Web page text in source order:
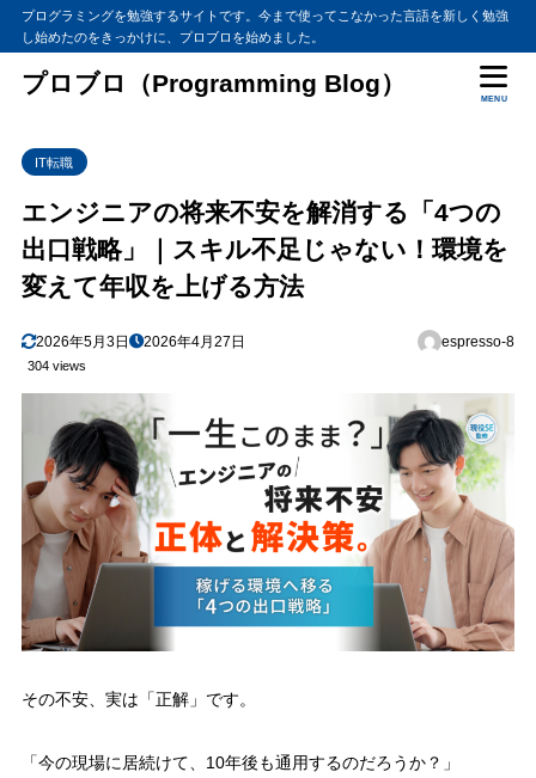
プログラミングを勉強するサイトです。今まで使ってこなかった言語を新しく勉強
し始めたのをきっかけに、プロブロを始めました。
プロブロ（Programming Blog）
MENU
IT転職
エンジニアの将来不安を解消する「4つの
出口戦略」｜スキル不足じゃない！環境を
変えて年収を上げる方法
2026年5月3日 2026年4月27日 espresso-8
304 views
その不安、実は「正解」です。
「今の現場に居続けて、10年後も通用するのだろうか？」
目次
1.1
1.2 【リアルな声】現役SEが感じる「3つの不安の壁」
1.3 不安を感じているのは「あなたが優秀な証拠」である理由
2 なぜ不安は消えないのか？業界構造に隠れた「根本原因」
現場で使っている技術が「市場のニーズ」とズレている
2.3 会社があなたの「キャリアパス」を用意していない
3 不安を解消するための「4つの選択肢」と向き不向き
3.1 【選択肢1：転職】環境をガラッと変えて市場価値を直撃させる
3.2
【選択肢2：リスキリング（スクール）】武器を増やして横展開す
る
3.3 【選択肢3：フリーランス】組織に依存せず「個」で稼ぐ
3.4
【選択肢4：現職でのポジションチェンジ】リスクを抑えて変化を
4.1 年収を最優先するなら「フリーランス」か「特化型転職」
職」